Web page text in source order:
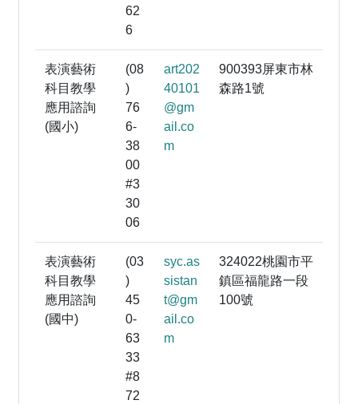
62
6
表演藝術
科目教學
應用諮詢
(國小)
(08
)
76
6-
38
00
#3
30
06
art202
40101
@gm
ail.co
m
900393屏東市林
森路1號
表演藝術
科目教學
應用諮詢
(國中)
(03
)
45
0-
63
33
#8
72
syc.as
sistan
t@gm
ail.co
m
324022桃園市平
鎮區福龍路一段
100號